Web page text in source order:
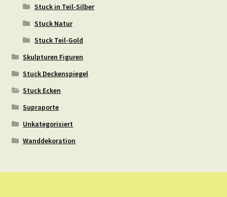
Stuck in Teil-Silber
Stuck Natur
Stuck Teil-Gold
Skulpturen Figuren
Stuck Deckenspiegel
Stuck Ecken
Supraporte
Unkategorisiert
Wanddekoration